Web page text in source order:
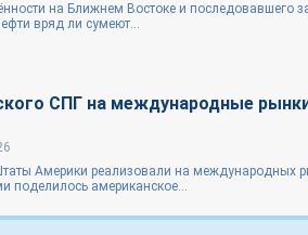
на Ближнем Востоке и последовавшего
вряд ли сумеют...
СПГ на международные
Америки реализовали на международных
поделилось американское...